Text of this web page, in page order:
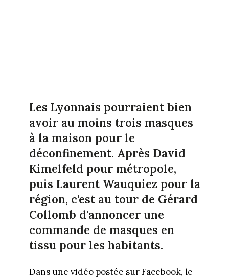
Les Lyonnais pourraient bien
avoir au moins trois masques
à la maison pour le
déconfinement. Après David
Kimelfeld pour métropole,
puis Laurent Wauquiez pour la
région, c'est au tour de Gérard
Collomb d'annoncer une
commande de masques en
tissu pour les habitants.
Dans une vidéo postée sur Facebook, le